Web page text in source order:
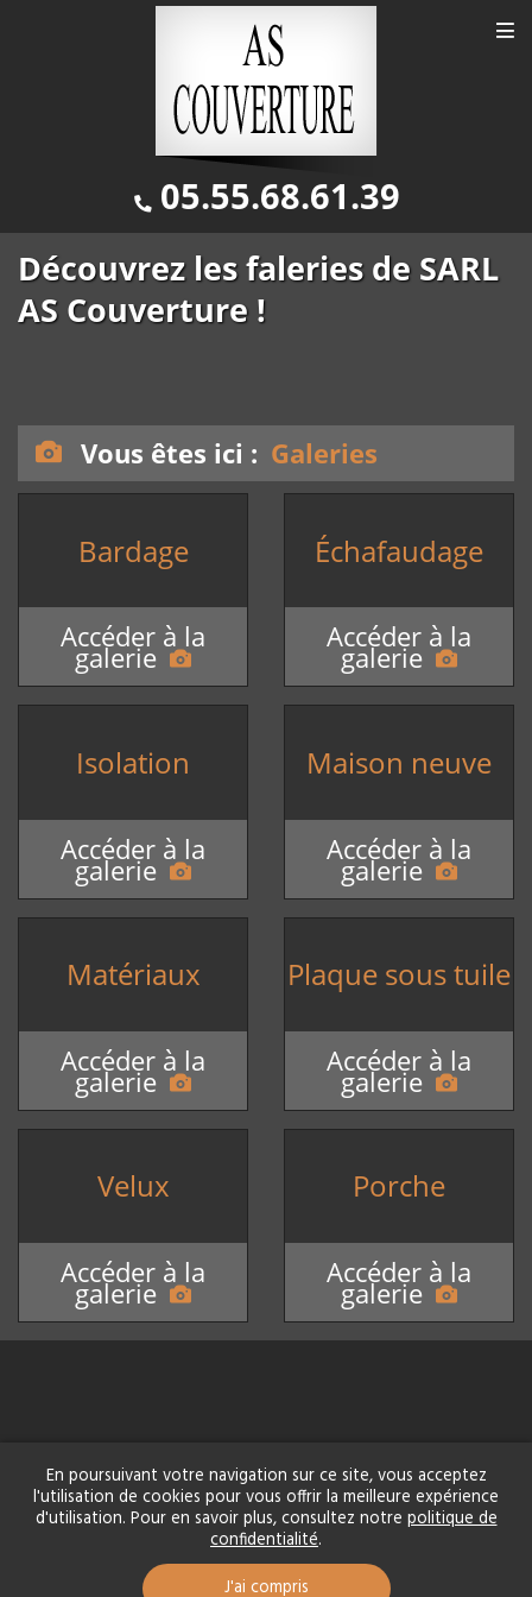
05.55.68.61.39
Découvrez les faleries de SARL
AS Couverture !
Vous êtes ici : Galeries
Bardage
Accéder à la
galerie
Échafaudage
Accéder à la
galerie
Isolation
Accéder à la
galerie
Maison neuve
Accéder à la
galerie
Matériaux
Accéder à la
galerie
Plaque sous tuile
Accéder à la
galerie
Velux
Accéder à la
galerie
Porche
Accéder à la
galerie
19 avenue Jean Jaurès
87300 Bellac
Tél.05.55.68.61.39
En poursuivant votre navigation sur ce site, vous acceptez
l'utilisation de cookies pour vous offrir la meilleure expérience
d'utilisation. Pour en savoir plus, consultez notre politique de
confidentialité.
J'ai compris